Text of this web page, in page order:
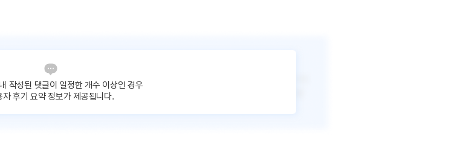
작성된 댓글이 일정한 개수 이상인 경우
자 후기 요약 정보가 제공됩니다.